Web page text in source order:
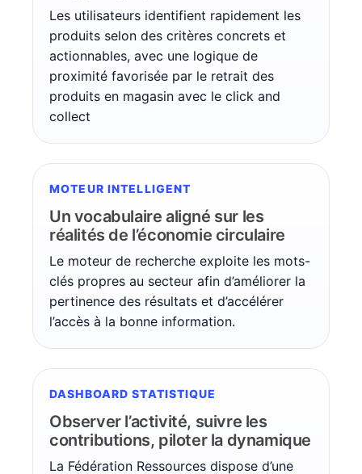
Les utilisateurs identifient rapidement les
produits selon des critères concrets et
actionnables, avec une logique de
proximité favorisée par le retrait des
produits en magasin avec le click and
collect
MOTEUR INTELLIGENT
Un vocabulaire aligné sur les
réalités de l’économie circulaire
Le moteur de recherche exploite les mots-
clés propres au secteur afin d’améliorer la
pertinence des résultats et d’accélérer
l’accès à la bonne information.
DASHBOARD STATISTIQUE
Observer l’activité, suivre les
contributions, piloter la dynamique
La Fédération Ressources dispose d’une